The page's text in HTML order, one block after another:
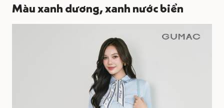
Màu xanh dương, xanh nước biển